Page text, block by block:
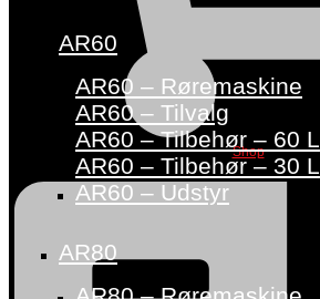
Shop
AR60
AR60 – Røremaskine
AR60 – Tilvalg
AR60 – Tilbehør – 60 L
AR60 – Tilbehør – 30 L
AR60 – Udstyr
AR80